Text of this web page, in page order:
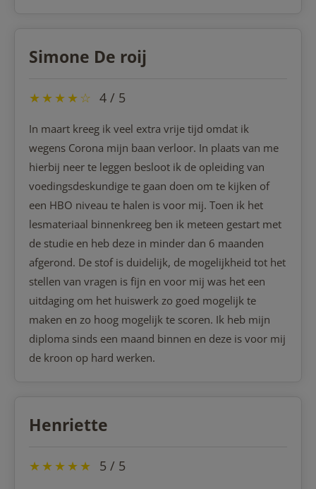
Simone De roij
★★★★☆ 4 / 5
In maart kreeg ik veel extra vrije tijd omdat ik
wegens Corona mijn baan verloor. In plaats van me
hierbij neer te leggen besloot ik de opleiding van
voedingsdeskundige te gaan doen om te kijken of
een HBO niveau te halen is voor mij. Toen ik het
lesmateriaal binnenkreeg ben ik meteen gestart met
de studie en heb deze in minder dan 6 maanden
afgerond. De stof is duidelijk, de mogelijkheid tot het
stellen van vragen is fijn en voor mij was het een
uitdaging om het huiswerk zo goed mogelijk te
maken en zo hoog mogelijk te scoren. Ik heb mijn
diploma sinds een maand binnen en deze is voor mij
de kroon op hard werken.
Henriette
★★★★★ 5 / 5